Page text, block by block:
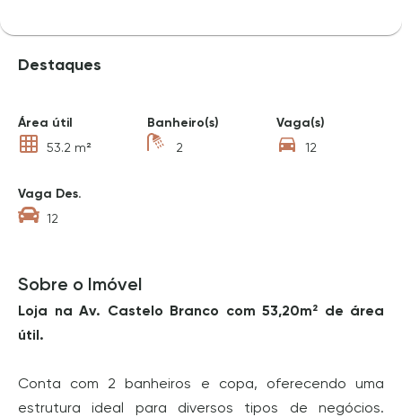
Destaques
Área útil
53.2 m²
Banheiro(s)
2
Vaga(s)
12
Vaga Des.
12
Sobre o Imóvel
Loja na Av. Castelo Branco com 53,20m² de área
útil.
Conta com 2 banheiros e copa, oferecendo uma
estrutura ideal para diversos tipos de negócios.